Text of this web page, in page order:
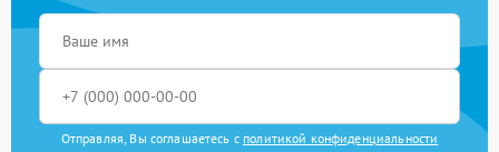
Отправляя, Вы соглашаетесь с политикой конфиденциальности